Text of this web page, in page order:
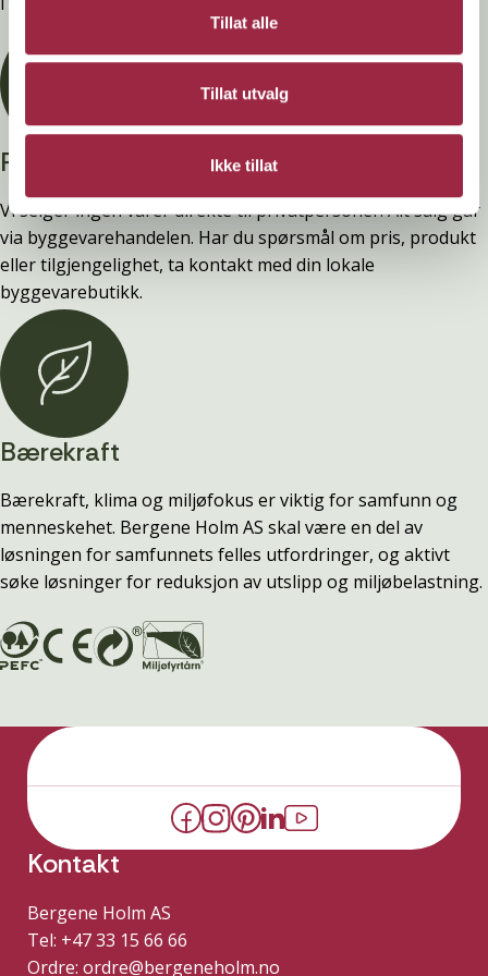
Tillat alle
Tillat utvalg
Ikke tillat
Privatperson?
Vi selger ingen varer direkte til privatpersoner. Alt salg går
via byggevarehandelen. Har du spørsmål om pris, produkt
eller tilgjengelighet, ta kontakt med din lokale
byggevarebutikk.
Bærekraft
Bærekraft, klima og miljøfokus er viktig for samfunn og
menneskehet. Bergene Holm AS skal være en del av
løsningen for samfunnets felles utfordringer, og aktivt
søke løsninger for reduksjon av utslipp og miljøbelastning.
Kontakt
Bergene Holm AS
Tel: +47 33 15 66 66
Ordre: ordre@bergeneholm.no